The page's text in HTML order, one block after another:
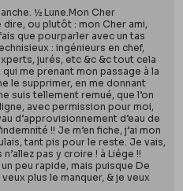
½ Lune.Mon Cher
ou plutôt : mon Cher ami,
que pourparler avec un tas
: ingénieurs en chef,
jurés, etc &c &c tout cela
me prenant mon passage à la
le supprimer, en me donnant
suis tellement remué, que l’on
avec permission pour moi,
d’approvisionnement d’eau de
!! Je m’en fiche, j’ai mon
tant pis pour le reste. Je vais,
pas y croire ! à Liége !!
peu rapide, mais puisque De
plus le manquer, & je veux